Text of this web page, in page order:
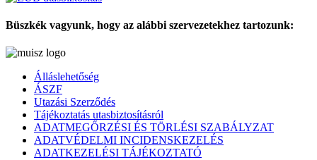
Büszkék vagyunk, hogy az alábbi szervezetekhez tartozunk:
Álláslehetőség
ÁSZF
Utazási Szerződés
Tájékoztatás utasbiztosításról
ADATMEGŐRZÉSI ÉS TÖRLÉSI SZABÁLYZAT
ADATVÉDELMI INCIDENSKEZELÉS
ADATKEZELÉSI TÁJÉKOZTATÓ